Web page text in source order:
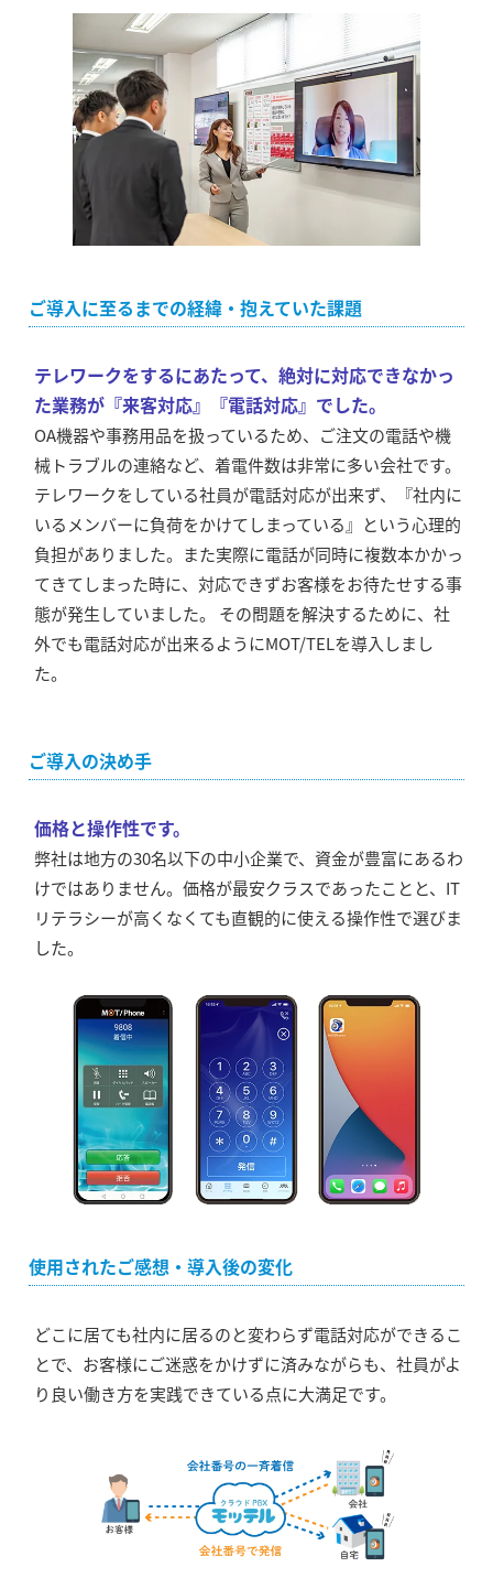
ご導入に至るまでの経緯・抱えていた課題
テレワークをするにあたって、絶対に対応できなかっ
た業務が『来客対応』『電話対応』でした。
OA機器や事務用品を扱っているため、ご注文の電話や機
械トラブルの連絡など、着電件数は非常に多い会社です。
テレワークをしている社員が電話対応が出来ず、『社内に
いるメンバーに負荷をかけてしまっている』という心理的
負担がありました。また実際に電話が同時に複数本かかっ
てきてしまった時に、対応できずお客様をお待たせする事
態が発生していました。 その問題を解決するために、社
外でも電話対応が出来るようにMOT/TELを導入しまし
た。
ご導入の決め手
価格と操作性です。
弊社は地方の30名以下の中小企業で、資金が豊富にあるわ
けではありません。価格が最安クラスであったことと、IT
リテラシーが高くなくても直観的に使える操作性で選びま
した。
使用されたご感想・導入後の変化
どこに居ても社内に居るのと変わらず電話対応ができるこ
とで、お客様にご迷惑をかけずに済みながらも、社員がよ
り良い働き方を実践できている点に大満足です。